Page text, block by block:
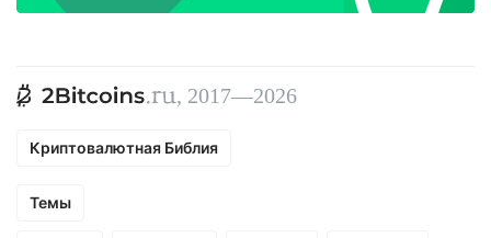
, 2017—2026
Криптовалютная Библия
Темы